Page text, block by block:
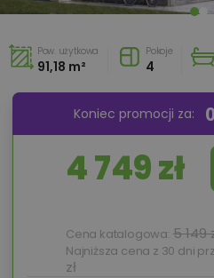
Pow. użytkowa
91,18 m²
Pokoje
4
Koniec promocji za: 0
4 749 zł
Cena katalogowa: 5 149
Najniższa cena z 30 dni
zł